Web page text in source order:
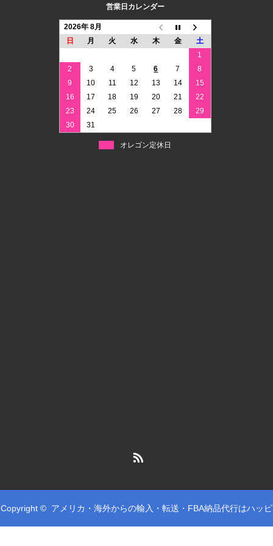
営業日カレンダー
2026年 8月
日
月 火 水 木 金
土
1
2
3 4 5 6 7
8
9
10 11 12 13 14
15
16
17 18 19 20 21
22
23
24 25 26 27 28
29
30
31
オレゴン定休日
Copyright © アメリカ・海外からの輸入・転送・FBA納品代行はハッピ